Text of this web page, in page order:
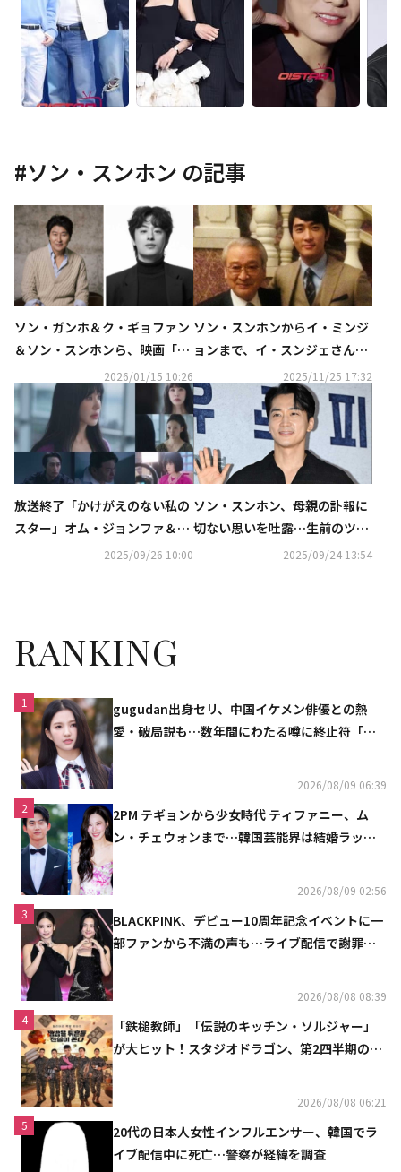
#ソン・スンホン の記事
ソン・ガンホ＆ク・ギョファン
＆ソン・スンホンら、映画「庭
師たち」で豪華共演へ2026/01/15 10:26
ソン・スンホンからイ・ミンジ
ョンまで、イ・スンジェさんと
の別れに芸能界から追悼の声続
く
2025/11/25 17:32
放送終了「かけがえのない私の
スター」オム・ジョンファ＆ソ
ン・スンホンが迎えた結末は？
2025/09/26 10:00
ソン・スンホン、母親の訃報に
切ない思いを吐露…生前のツー
ショットとともに哀悼2025/09/24 13:54
RANKING
1
gugudan出身セリ、中国イケメン俳優との熱
愛・破局説も…数年間にわたる噂に終止符「邪
2026/08/09 06:39
2
2PM テギョンから少女時代 ティファニー、ム
ン・チェウォンまで…韓国芸能界は結婚ラッシ
2026/08/09 02:56
3
BLACKPINK、デビュー10周年記念イベントに一
部ファンから不満の声も…ライブ配信で謝罪
2026/08/08 08:39
4
「鉄槌教師」「伝説のキッチン・ソルジャー」
が大ヒット！スタジオドラゴン、第2四半期の売
2026/08/08 06:21
5
20代の日本人女性インフルエンサー、韓国でラ
イブ配信中に死亡…警察が経緯を調査